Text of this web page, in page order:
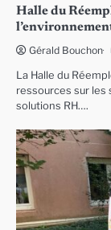
Halle du
Gérald Bouchon
La Halle du
ressources sur les
solutions RH….